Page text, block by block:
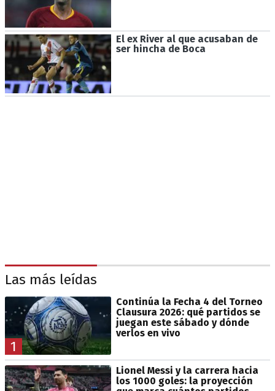
El ex River al que acusaban de
ser hincha de Boca
Las más leídas
1
Continúa la Fecha 4 del Torneo
Clausura 2026: qué partidos se
juegan este sábado y dónde
verlos en vivo
Lionel Messi y la carrera hacia
los 1000 goles: la proyección